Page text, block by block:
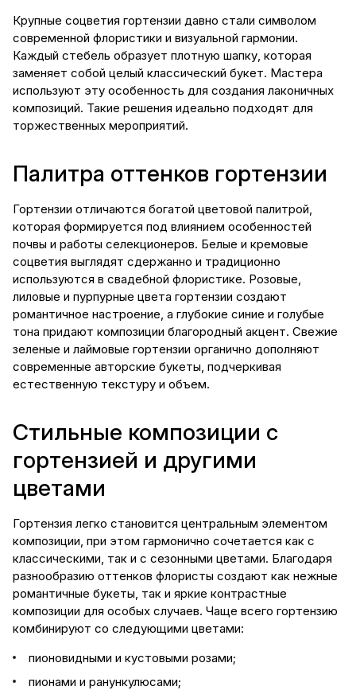
Крупные соцветия гортензии давно стали символом
современной флористики и визуальной гармонии.
Каждый стебель образует плотную шапку, которая
заменяет собой целый классический букет. Мастера
используют эту особенность для создания лаконичных
композиций. Такие решения идеально подходят для
торжественных мероприятий.
Палитра оттенков гортензии
Гортензии отличаются богатой цветовой палитрой,
которая формируется под влиянием особенностей
почвы и работы селекционеров. Белые и кремовые
соцветия выглядят сдержанно и традиционно
используются в свадебной флористике. Розовые,
лиловые и пурпурные цвета гортензии создают
романтичное настроение, а глубокие синие и голубые
тона придают композиции благородный акцент. Свежие
зеленые и лаймовые гортензии органично дополняют
современные авторские букеты, подчеркивая
естественную текстуру и объем.
Стильные композиции с
гортензией и другими
цветами
Гортензия легко становится центральным элементом
композиции, при этом гармонично сочетается как с
классическими, так и с сезонными цветами. Благодаря
разнообразию оттенков флористы создают как нежные
романтичные букеты, так и яркие контрастные
композиции для особых случаев. Чаще всего гортензию
комбинируют со следующими цветами:
пионовидными и кустовыми розами;
пионами и ранункулюсами;